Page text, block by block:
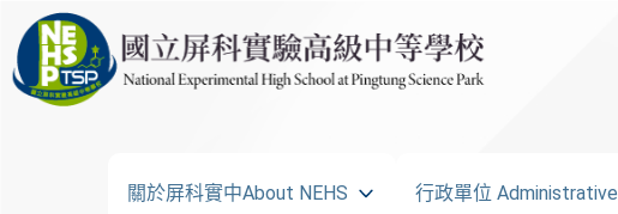
關於屏科實中About NEHS 行政單位 Administrative